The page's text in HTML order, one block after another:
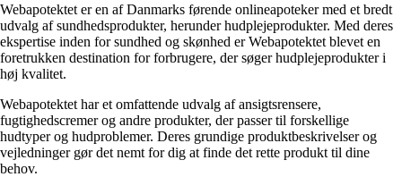
Webapotektet er en af Danmarks førende onlineapoteker med et bredt
udvalg af sundhedsprodukter, herunder hudplejeprodukter. Med deres
ekspertise inden for sundhed og skønhed er Webapotektet blevet en
foretrukken destination for forbrugere, der søger hudplejeprodukter i
høj kvalitet.
Webapotektet har et omfattende udvalg af ansigtsrensere,
fugtighedscremer og andre produkter, der passer til forskellige
hudtyper og hudproblemer. Deres grundige produktbeskrivelser og
vejledninger gør det nemt for dig at finde det rette produkt til dine
behov.